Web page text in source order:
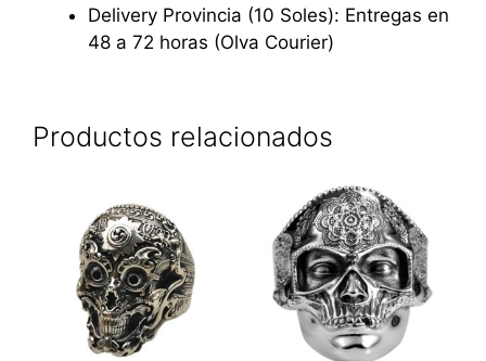
Delivery Provincia (10 Soles): Entregas en
48 a 72 horas (Olva Courier)
Productos relacionados